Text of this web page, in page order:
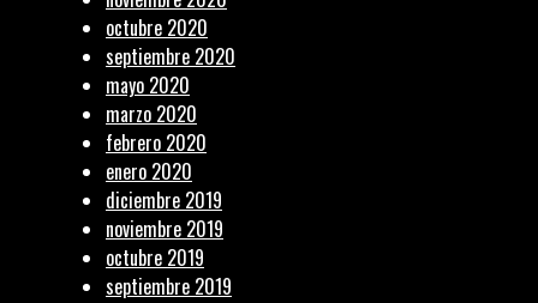
octubre 2020
septiembre 2020
mayo 2020
marzo 2020
febrero 2020
enero 2020
diciembre 2019
noviembre 2019
octubre 2019
septiembre 2019